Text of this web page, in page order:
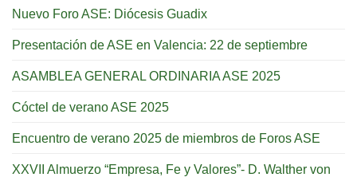
Nuevo Foro ASE: Diócesis Guadix
Presentación de ASE en Valencia: 22 de septiembre
ASAMBLEA GENERAL ORDINARIA ASE 2025
Cóctel de verano ASE 2025
Encuentro de verano 2025 de miembros de Foros ASE
XXVII Almuerzo “Empresa, Fe y Valores”- D. Walther von